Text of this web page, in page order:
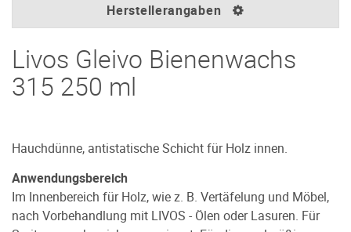
Herstellerangaben
Livos Gleivo Bienenwachs
315 250 ml
Hauchdünne, antistatische Schicht für Holz innen.
Anwendungsbereich
Im Innenbereich für Holz, wie z. B. Vertäfelung und Möbel,
nach Vorbehandlung mit LIVOS - Ölen oder Lasuren. Für